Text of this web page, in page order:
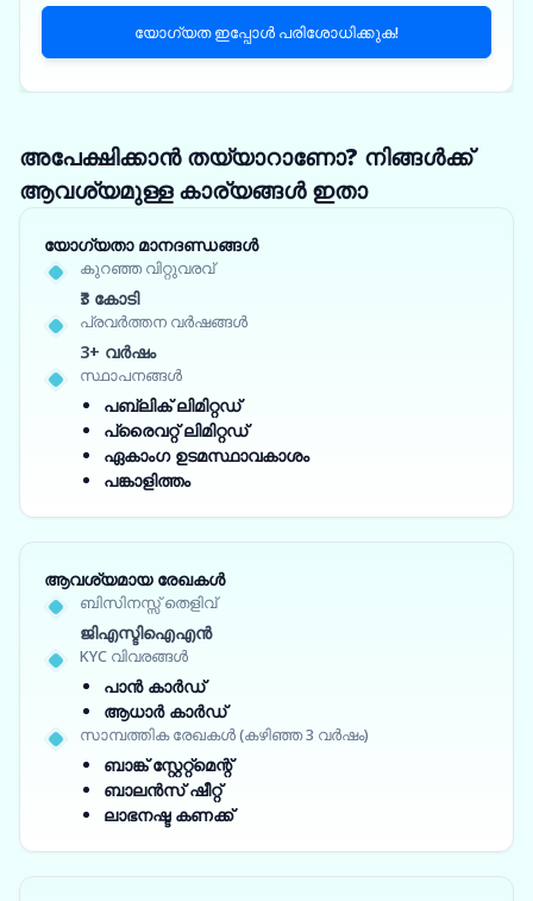
യോഗ്യത ഇപ്പോൾ പരിശോധിക്കുക!
അപേക്ഷിക്കാൻ തയ്യാറാണോ? നിങ്ങൾക്ക്
ആവശ്യമുള്ള കാര്യങ്ങൾ ഇതാ
യോഗ്യതാ മാനദണ്ഡങ്ങൾ
കുറഞ്ഞ വിറ്റുവരവ്
₹3 കോടി
പ്രവർത്തന വർഷങ്ങൾ
3+ വർഷം
സ്ഥാപനങ്ങൾ
പബ്ലിക് ലിമിറ്റഡ്
പ്രൈവറ്റ് ലിമിറ്റഡ്
ഏകാംഗ ഉടമസ്ഥാവകാശം
പങ്കാളിത്തം
ആവശ്യമായ രേഖകൾ
ബിസിനസ്സ് തെളിവ്
ജിഎസ്ടിഐഎൻ
KYC വിവരങ്ങൾ
പാൻ കാർഡ്
ആധാർ കാർഡ്
സാമ്പത്തിക രേഖകൾ (കഴിഞ്ഞ 3 വർഷം)
ബാങ്ക് സ്റ്റേറ്റ്‌മെന്റ്
ബാലൻസ് ഷീറ്റ്
ലാഭനഷ്ട കണക്ക്